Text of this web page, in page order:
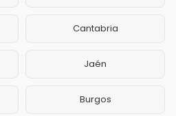
Cantabria
Jaén
Burgos